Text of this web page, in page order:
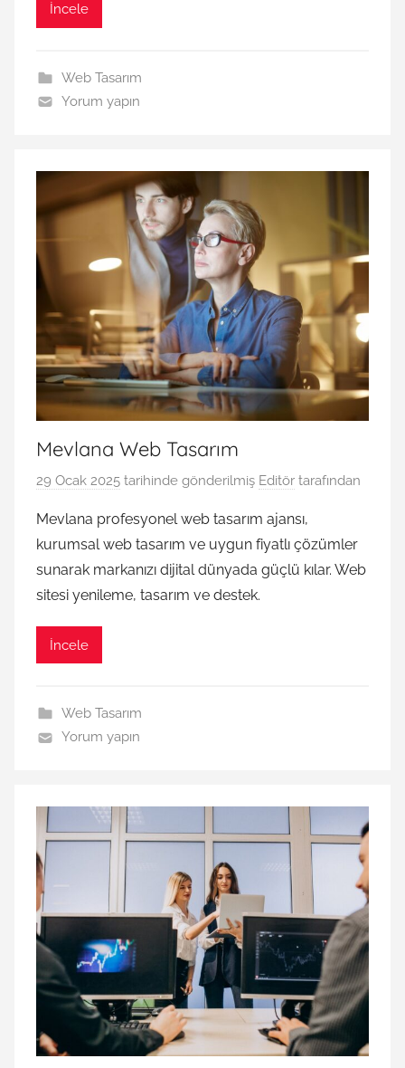
İncele
Web Tasarım
Yorum yapın
Mevlana Web Tasarım
29 Ocak 2025 tarihinde gönderilmiş Editör tarafından
Mevlana profesyonel web tasarım ajansı,
kurumsal web tasarım ve uygun fiyatlı çözümler
sunarak markanızı dijital dünyada güçlü kılar. Web
sitesi yenileme, tasarım ve destek.
İncele
Web Tasarım
Yorum yapın